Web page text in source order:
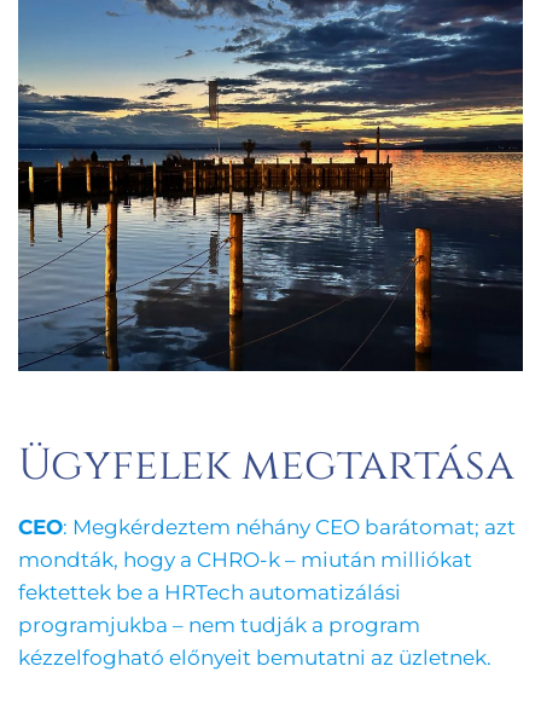
Ügyfelek megtartása
CEO: Megkérdeztem néhány CEO barátomat; azt
mondták, hogy a CHRO-k – miután milliókat
fektettek be a HRTech automatizálási
programjukba – nem tudják a program
kézzelfogható előnyeit bemutatni az üzletnek.